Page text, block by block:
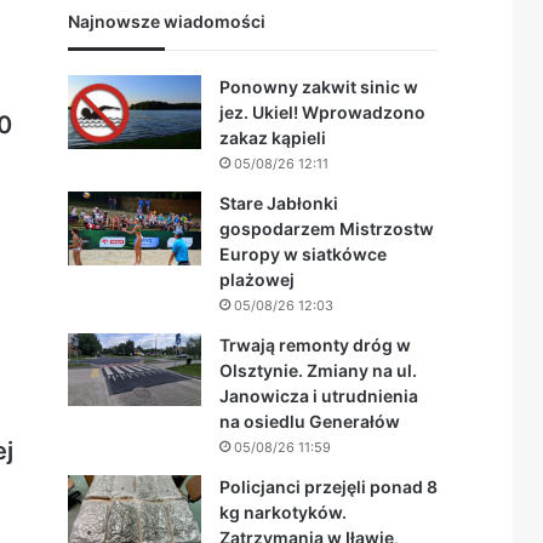
Najnowsze wiadomości
Ponowny zakwit sinic w
jez. Ukiel! Wprowadzono
zakaz kąpieli
05/08/26 12:11
Stare Jabłonki
gospodarzem Mistrzostw
Europy w siatkówce
plażowej
05/08/26 12:03
Trwają remonty dróg w
Olsztynie. Zmiany na ul.
Janowicza i utrudnienia
na osiedlu Generałów
05/08/26 11:59
Policjanci przejęli ponad 8
kg narkotyków.
Zatrzymania w Iławie,